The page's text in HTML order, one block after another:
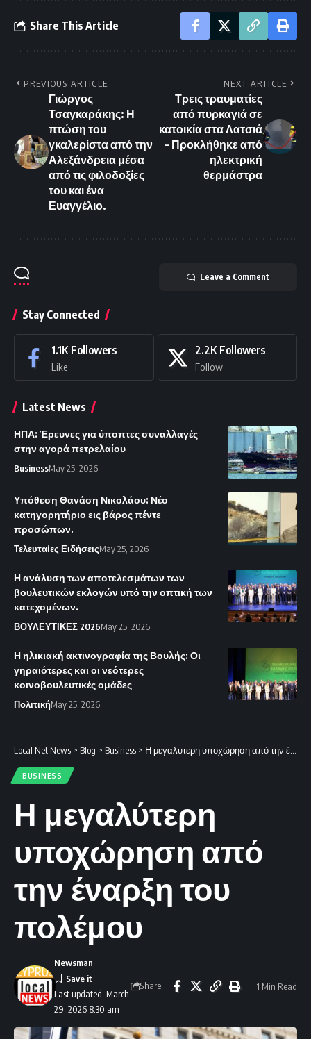
Share This Article
PREVIOUS ARTICLE
Γιώργος
Τσαγκαράκης: Η
πτώση του
γκαλερίστα από την
Αλεξάνδρεια μέσα
από τις φιλοδοξίες
του και ένα
Ευαγγέλιο.
NEXT ARTICLE
Τρεις τραυματίες
από πυρκαγιά σε
κατοικία στα Λατσιά
– Προκλήθηκε από
ηλεκτρική
θερμάστρα
Leave a Comment
Stay Connected
1.1K Followers
Like
2.2K Followers
Follow
Latest News
ΗΠΑ: Έρευνες για ύποπτες συναλλαγές
στην αγορά πετρελαίου
BusinessMay 25, 2026
Υπόθεση Θανάση Νικολάου: Νέο
κατηγορητήριο εις βάρος πέντε
προσώπων.
Τελευταίες ΕιδήσειςMay 25, 2026
Η ανάλυση των αποτελεσμάτων των
βουλευτικών εκλογών υπό την οπτική των
κατεχομένων.
ΒΟΥΛΕΥΤΙΚΕΣ 2026May 25, 2026
Η ηλικιακή ακτινογραφία της Βουλής: Οι
γηραιότερες και οι νεότερες
κοινοβουλευτικές ομάδες
ΠολιτικήMay 25, 2026
Local Net News > Blog > Business > Η μεγαλύτερη υποχώρηση από την έναρξη του πολέμου
BUSINESS
Η μεγαλύτερη
υποχώρηση από
την έναρξη του
πολέμου
Last updated: March
29, 2026 8:30 am
Newsman
Share 1 Min Read